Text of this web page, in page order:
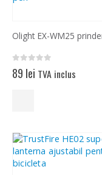
89 lei TVA inclus